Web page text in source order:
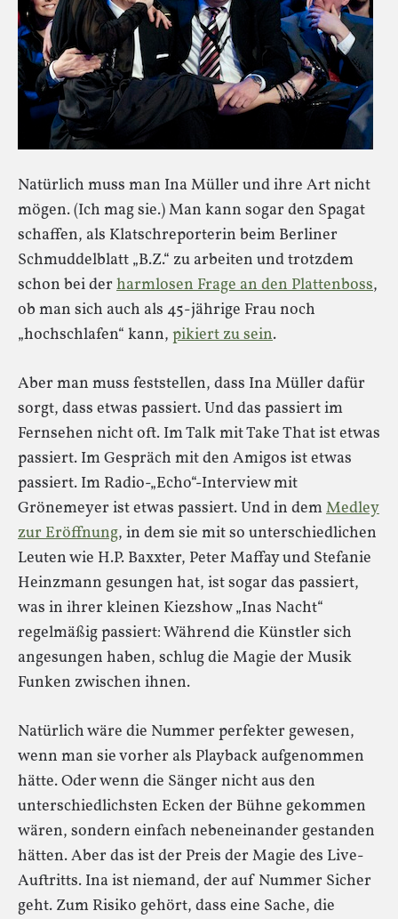
Natürlich muss man Ina Müller und ihre Art nicht
mögen. (Ich mag sie.) Man kann sogar den Spagat
schaffen, als Klatschreporterin beim Berliner
Schmuddelblatt „B.Z.“ zu arbeiten und trotzdem
schon bei der harmlosen Frage an den Plattenboss,
ob man sich auch als 45-jährige Frau noch
„hochschlafen“ kann, pikiert zu sein.
Aber man muss feststellen, dass Ina Müller dafür
sorgt, dass etwas passiert. Und das passiert im
Fernsehen nicht oft. Im Talk mit Take That ist etwas
passiert. Im Gespräch mit den Amigos ist etwas
passiert. Im Radio-„Echo“-Interview mit
Grönemeyer ist etwas passiert. Und in demMedley
zur Eröffnung, in dem sie mit so unterschiedlichen
Leuten wie H.P. Baxxter, Peter Maffay und Stefanie
Heinzmann gesungen hat, ist sogar das passiert,
was in ihrer kleinen Kiezshow „Inas Nacht“
regelmäßig passiert: Während die Künstler sich
angesungen haben, schlug die Magie der Musik
Funken zwischen ihnen.
Natürlich wäre die Nummer perfekter gewesen,
wenn man sie vorher als Playback aufgenommen
hätte. Oder wenn die Sänger nicht aus den
unterschiedlichsten Ecken der Bühne gekommen
wären, sondern einfach nebeneinander gestanden
hätten. Aber das ist der Preis der Magie des Live-
Auftritts. Ina ist niemand, der auf Nummer Sicher
geht. Zum Risiko gehört, dass eine Sache, die